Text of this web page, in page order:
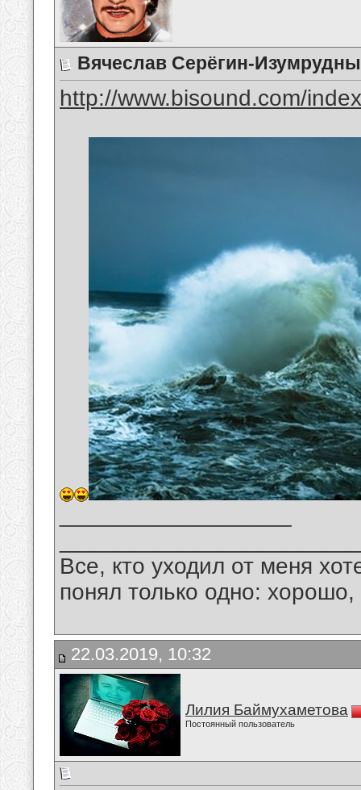
Вячеслав Серёгин-
http://www.bisound.com/
Все, кто уходил от меня
понял только одно:
22.03.2019, 10:32
Лилия Баймухаметова
Постоянный пользователь